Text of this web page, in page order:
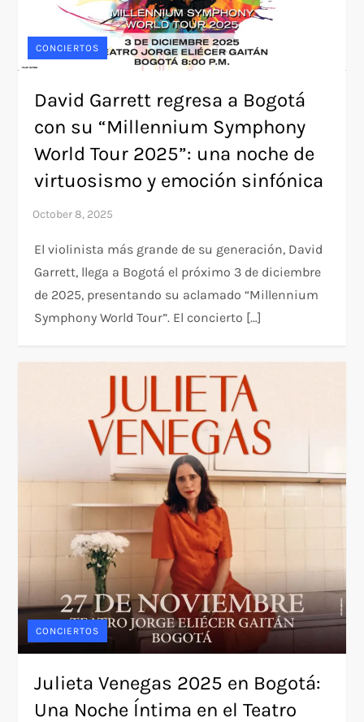
CONCIERTOS
David Garrett regresa a Bogotá
con su “Millennium Symphony
World Tour 2025”: una noche de
virtuosismo y emoción sinfónica
El violinista más grande de su generación, David
Garrett, llega a Bogotá el próximo 3 de diciembre
de 2025, presentando su aclamado “Millennium
Symphony World Tour”. El concierto […]
CONCIERTOS
Julieta Venegas 2025 en Bogotá:
Una Noche Íntima en el Teatro